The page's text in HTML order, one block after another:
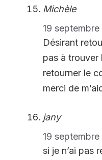
Michèle
19 septembre
Désirant
pas à trouver
retourner le
merci de
jany
19 septembre
si je n’ai pas